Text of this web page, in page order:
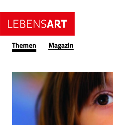
Themen Magazin